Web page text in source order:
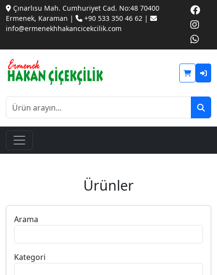
Çınarlısu Mah. Cumhuriyet Cad. No:48 70400
Ermenek, Karaman |
+90 533 350 46 62 |
info@ermenekhhakancicekcilik.com
Ürünler
Arama
Kategori